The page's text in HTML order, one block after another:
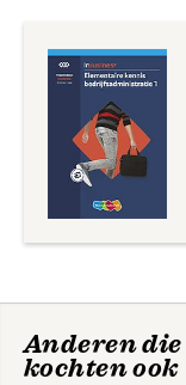
Anderen
kochten ook